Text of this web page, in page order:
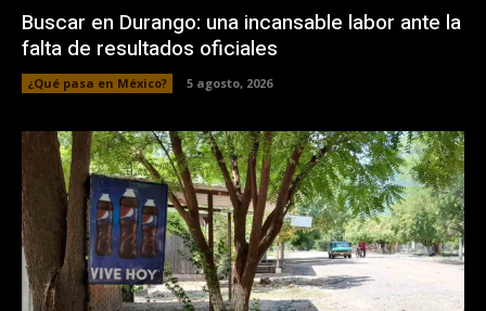
Buscar en Durango: una incansable labor ante la
falta de resultados oficiales
¿Qué pasa en México? 5 agosto, 2026